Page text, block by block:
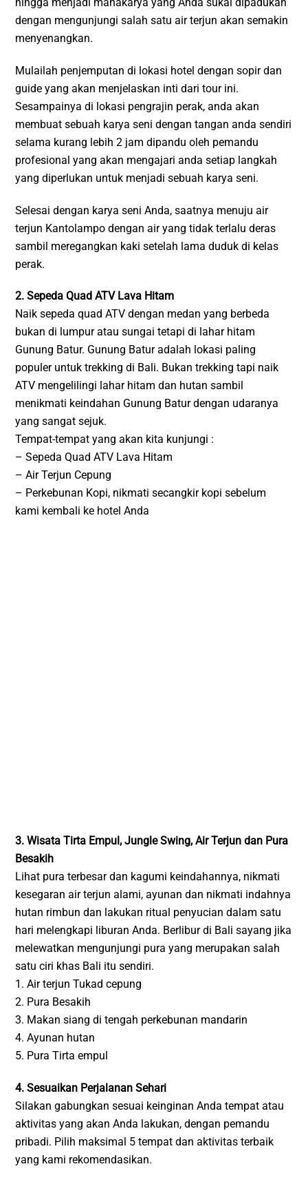
dengan mengunjungi salah satu air terjun akan semakin
menyenangkan.
Mulailah penjemputan di lokasi hotel dengan sopir dan
guide yang akan menjelaskan inti dari tour ini.
Sesampainya di lokasi pengrajin perak, anda akan
membuat sebuah karya seni dengan tangan anda sendiri
selama kurang lebih 2 jam dipandu oleh pemandu
profesional yang akan mengajari anda setiap langkah
yang diperlukan untuk menjadi sebuah karya seni.
Selesai dengan karya seni Anda, saatnya menuju air
terjun Kantolampo dengan air yang tidak terlalu deras
sambil meregangkan kaki setelah lama duduk di kelas
perak.
2. Sepeda Quad ATV Lava Hitam
Naik sepeda quad ATV dengan medan yang berbeda
bukan di lumpur atau sungai tetapi di lahar hitam
Gunung Batur. Gunung Batur adalah lokasi paling
populer untuk trekking di Bali. Bukan trekking tapi naik
ATV mengelilingi lahar hitam dan hutan sambil
menikmati keindahan Gunung Batur dengan udaranya
yang sangat sejuk.
Tempat-tempat yang akan kita kunjungi :
– Sepeda Quad ATV Lava Hitam
– Air Terjun Cepung
– Perkebunan Kopi, nikmati secangkir kopi sebelum
kami kembali ke hotel Anda
3. Wisata Tirta Empul, Jungle Swing, Air Terjun dan Pura
Besakih
Lihat pura terbesar dan kagumi keindahannya, nikmati
kesegaran air terjun alami, ayunan dan nikmati indahnya
hutan rimbun dan lakukan ritual penyucian dalam satu
hari melengkapi liburan Anda. Berlibur di Bali sayang jika
melewatkan mengunjungi pura yang merupakan salah
satu ciri khas Bali itu sendiri.
1. Air terjun Tukad cepung
2. Pura Besakih
3. Makan siang di tengah perkebunan mandarin
4. Ayunan hutan
5. Pura Tirta empul
4. Sesuaikan Perjalanan Sehari
Silakan gabungkan sesuai keinginan Anda tempat atau
aktivitas yang akan Anda lakukan, dengan pemandu
pribadi. Pilih maksimal 5 tempat dan aktivitas terbaik
yang kami rekomendasikan.